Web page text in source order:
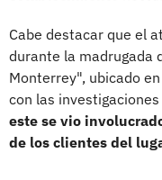
Cabe destacar que el
durante la madrugada
Monterrey", ubicado
con las investigaciones
este se vio
de los clientes del